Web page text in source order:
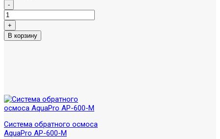
Система обратного осмоса
AquaPro AP-600-M